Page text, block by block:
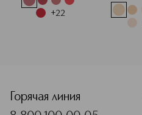
+22
Горячая линия